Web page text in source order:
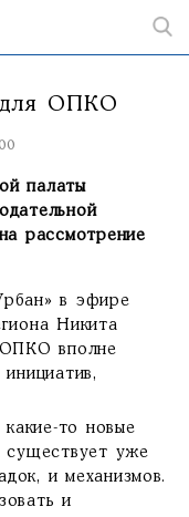
ОПКО
палаты
рассмотрение
в эфире
Никита
вполне
то новые
существует уже
и механизмов.
и